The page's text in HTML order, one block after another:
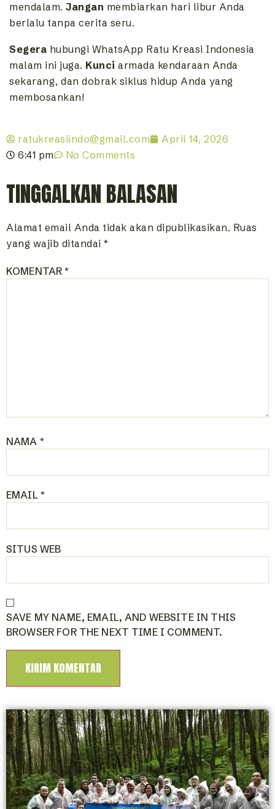
mendalam. Jangan membiarkan hari libur Anda
berlalu tanpa cerita seru.
Segera hubungi WhatsApp Ratu Kreasi Indonesia
malam ini juga. Kunci armada kendaraan Anda
sekarang, dan dobrak siklus hidup Anda yang
membosankan!
ratukreasiindo@gmail.com
April 14, 2026
6:41 pm
No Comments
TINGGALKAN BALASAN
Alamat email Anda tidak akan dipublikasikan. Ruas
yang wajib ditandai *
KOMENTAR*
NAMA *
EMAIL *
SITUS WEB
SAVE MY NAME, EMAIL, AND WEBSITE IN THIS
BROWSER FOR THE NEXT TIME I COMMENT.